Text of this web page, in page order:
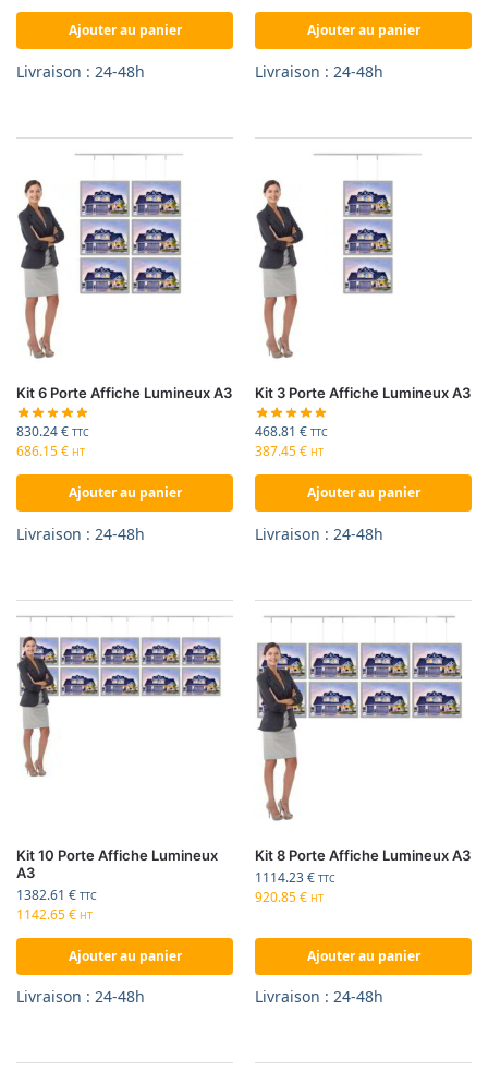
Ajouter au panier
Livraison : 24-48h
Ajouter au panier
Livraison : 24-48h
Kit 6 Porte Affiche Lumineux A3
830.24€ TTC
686.15€ HT
Ajouter au panier
Livraison : 24-48h
Kit 3 Porte Affiche Lumineux A3
468.81 € TTC
387.45€ HT
Ajouter au panier
Livraison : 24-48h
Kit 10 Porte Affiche Lumineux
A3
1382.61 € TTC
1142.65€ HT
Ajouter au panier
Livraison : 24-48h
Kit 8 Porte Affiche Lumineux A3
1114.23€ TTC
920.85€ HT
Ajouter au panier
Livraison : 24-48h